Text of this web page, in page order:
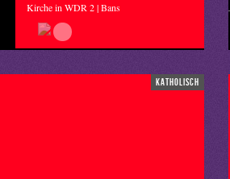
Kirche in WDR 2 | Bans
katholisch